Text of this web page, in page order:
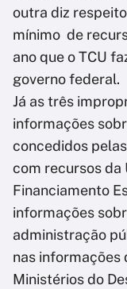
outra diz
mínimo de
ano que o TCU
governo federal.
Já as três
informações
concedidos
com recursos da
Financiamento
informações
administração
nas informações
Ministérios do